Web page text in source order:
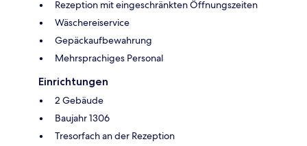
Rezeption mit eingeschränkten Öffnungszeiten
Wäschereiservice
Gepäckaufbewahrung
Mehrsprachiges Personal
Einrichtungen
2 Gebäude
Baujahr 1306
Tresorfach an der Rezeption